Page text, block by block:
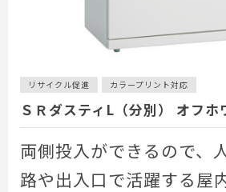
リサイクル促進 カラープリント対応
ＳＲダスティL（分別） オフ
両側投入ができるので、
路や出入口で活躍する屋